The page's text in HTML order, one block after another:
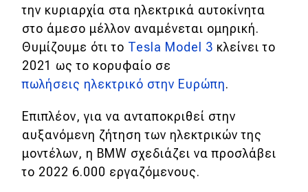
Αγώνες
Formula 1
WRC
Motorsport
Eco
την κυριαρχία στα ηλεκτρικά αυτοκίνητα
στο άμεσο μέλλον αναμένεται ομηρική.
Θυμίζουμε ότι το Tesla Model 3 κλείνει το
2021 ως το κορυφαίο σε
πωλήσεις ηλεκτρικό στην Ευρώπη.
Επιπλέον, για να ανταποκριθεί στην
αυξανόμενη ζήτηση των ηλεκτρικών της
μοντέλων, η BMW σχεδιάζει να προσλάβει
το 2022 6.000 εργαζόμενους.